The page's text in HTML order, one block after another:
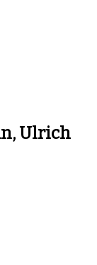
Ulrich